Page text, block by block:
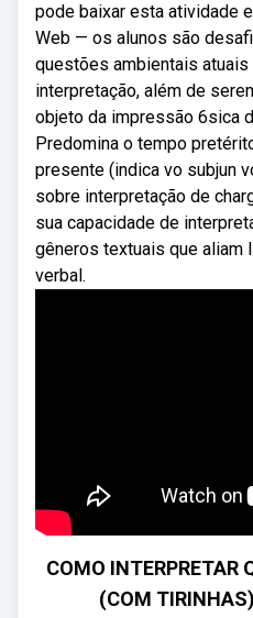
pode baixar esta atividade
Web — os alunos são
questões ambientais
interpretação, além de
objeto da impressão 6sica
Predomina o tempo
presente (indica vo subjun
sobre interpretação de
sua capacidade de
gêneros textuais que aliam
verbal.
COMO INTERPRETAR
(COM